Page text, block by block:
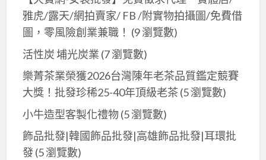
雅虎/露天/網拍賣家/ FB /附實物拍攝圖/免費借
圖，零風險創業兼職！ (9 瀏覽數)
活性炭 埔光炭業 (7 瀏覽數)
樂菁茶業榮獲2026台灣陳年老茶品質鑑定競賽
大獎！批發珍稀25-40年頂級老茶 (5 瀏覽數)
小牛造型客製化禮物 (5 瀏覽數)
飾品批發|韓國飾品批發|高雄飾品批發|耳環批
發(5 瀏覽數)